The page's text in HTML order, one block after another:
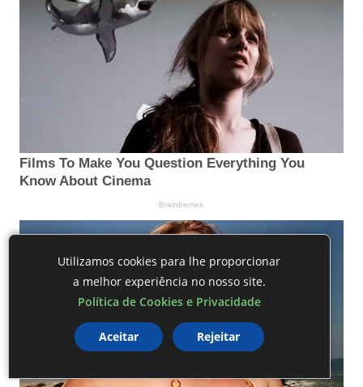
Utilizamos cookies para lhe proporcionar
a melhor experiência no nosso site.
Política de Cookies e Privacidade
Aceitar Rejeitar